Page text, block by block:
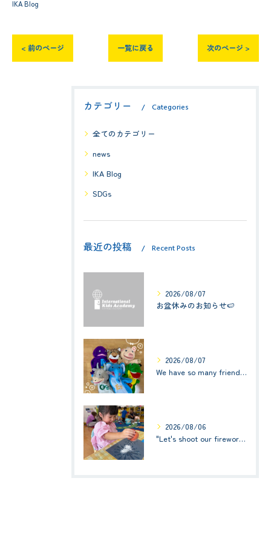
IKA Blog
< 前のページ 一覧に戻る 次のページ >
カテゴリー Categories
全てのカテゴリー
news
IKA Blog
SDGs
最近の投稿 Recent Posts
2026/08/07
お盆休みのお知らせ🍉
2026/08/07
We have so many friends in this classroom! (お友達いっぱい！)Small Kids☆1歳児クラス
2026/08/06
"Let's shoot our fireworks!" (みんなで花火を打ち上げよう！) ☆ Preschool (2歳児クラス)